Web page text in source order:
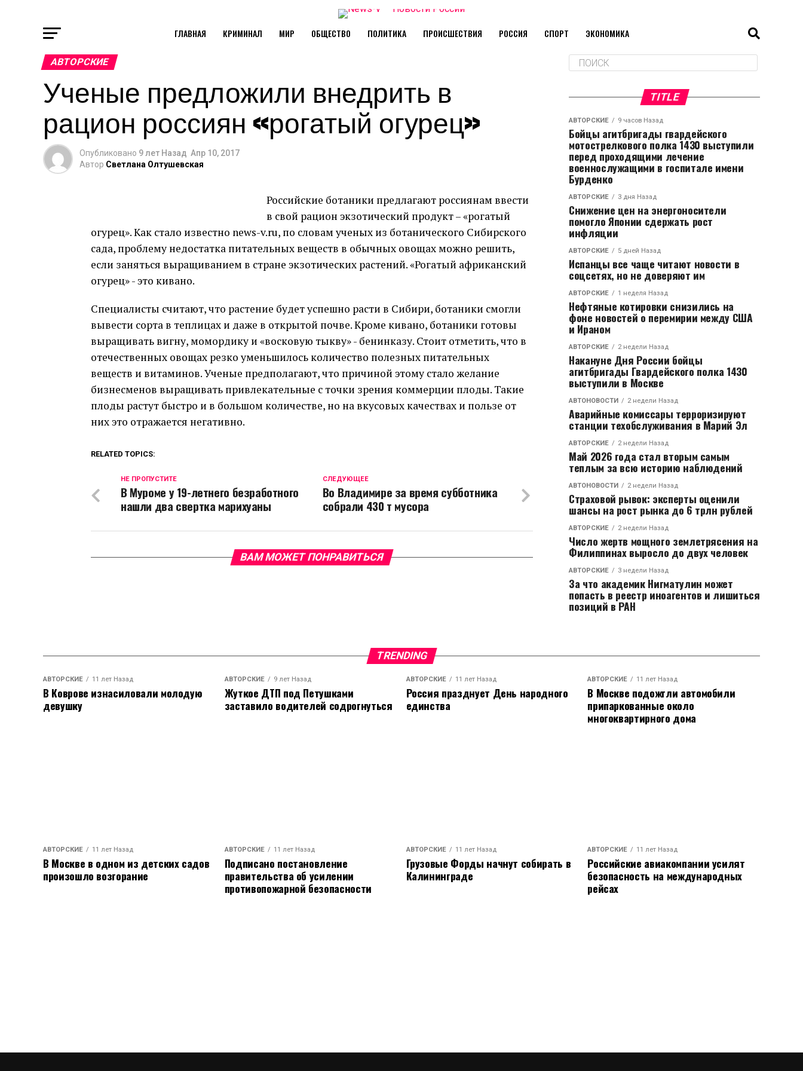
ГЛАВНАЯ КРИМИНАЛ МИР ОБЩЕСТВО ПОЛИТИКА ПРОИСШЕСТВИЯ РОССИЯ СПОРТ ЭКОНОМИКА
АВТОРСКИЕ
Ученые предложили внедрить в
рацион россиян «рогатый огурец»
Опубликовано 9 лет Назад Апр 10, 2017
Автор Светлана Олтушевская
Российские ботаники предлагают россиянам ввести
в свой рацион экзотический продукт – «рогатый
огурец». Как стало известно news-v.ru, по словам ученых из ботанического Сибирского
сада, проблему недостатка питательных веществ в обычных овощах можно решить,
если заняться выращиванием в стране экзотических растений. «Рогатый африканский
огурец» - это кивано.
Специалисты считают, что растение будет успешно расти в Сибири, ботаники смогли
вывести сорта в теплицах и даже в открытой почве. Кроме кивано, ботаники готовы
выращивать вигну, момордику и «восковую тыкву» - бенинказу. Стоит отметить, что в
отечественных овощах резко уменьшилось количество полезных питательных
веществ и витаминов. Ученые предполагают, что причиной этому стало желание
бизнесменов выращивать привлекательные с точки зрения коммерции плоды. Такие
плоды растут быстро и в большом количестве, но на вкусовых качествах и пользе от
них это отражается негативно.
RELATED TOPICS:
CЛЕДУЮЩЕЕ
Во Владимире за время субботника
собрали 430 т мусора
НЕ ПРОПУСТИТЕ
В Муроме у 19-летнего безработного
нашли два свертка марихуаны
ВАМ МОЖЕТ ПОНРАВИТЬСЯ
TITLE
АВТОРСКИЕ 9 часов Назад
Бойцы агитбригады гвардейского
мотострелкового полка 1430 выступили
перед проходящими лечение
военнослужащими в госпитале имени
Бурденко
АВТОРСКИЕ 3 дня Назад
Снижение цен на энергоносители
помогло Японии сдержать рост
инфляции
АВТОРСКИЕ 5 дней Назад
Испанцы все чаще читают новости в
соцсетях, но не доверяют им
АВТОРСКИЕ 1 неделя Назад
Нефтяные котировки снизились на
фоне новостей о перемирии между США
и Ираном
АВТОРСКИЕ 2 недели Назад
Накануне Дня России бойцы
агитбригады Гвардейского полка 1430
выступили в Москве
АВТОНОВОСТИ 2 недели Назад
Аварийные комиссары терроризируют
станции техобслуживания в Марий Эл
АВТОРСКИЕ 2 недели Назад
Май 2026 года стал вторым самым
теплым за всю историю наблюдений
АВТОНОВОСТИ 2 недели Назад
Страховой рывок: эксперты оценили
шансы на рост рынка до 6 трлн рублей
АВТОРСКИЕ 2 недели Назад
Число жертв мощного землетрясения на
Филиппинах выросло до двух человек
АВТОРСКИЕ 3 недели Назад
За что академик Нигматулин может
попасть в реестр иноагентов и лишиться
позиций в РАН
TRENDING
АВТОРСКИЕ 11 лет Назад
В Коврове изнасиловали молодую
девушку
АВТОРСКИЕ 9 лет Назад
Жуткое ДТП под Петушками
заставило водителей содрогнуться
АВТОРСКИЕ 11 лет Назад
Россия празднует День народного
единства
АВТОРСКИЕ 11 лет Назад
В Москве подожгли автомобили
припаркованные около
многоквартирного дома
АВТОРСКИЕ 11 лет Назад
В Москве в одном из детских садов
произошло возгорание
АВТОРСКИЕ 11 лет Назад
Подписано постановление
правительства об усилении
противопожарной безопасности
АВТОРСКИЕ 11 лет Назад
Грузовые Форды начнут собирать в
Калининграде
АВТОРСКИЕ 11 лет Назад
Российские авиакомпании усилят
безопасность на международных
рейсах